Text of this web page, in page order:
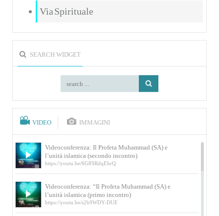
Via Spirituale
SEARCH WIDGET
VIDEO IMMAGINI
Videoconferenza: Il Profeta Muhammad (SA) e
l’unità islamica (secondo incontro)
https://youtu.be/6G8SRdqEhrQ
Videoconferenza: “Il Profeta Muhammad (SA) e
l’unità islamica (primo incontro)
https://youtu.be/s2b9WDY-DUE